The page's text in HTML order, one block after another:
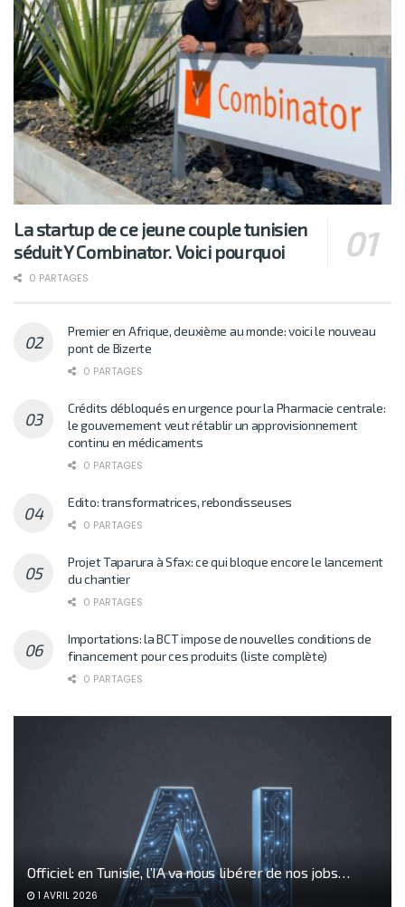
La startup de ce jeune couple tunisien
séduit Y Combinator. Voici pourquoi
0 PARTAGES
Premier en Afrique, deuxième au monde: voici le nouveau
pont de Bizerte
0 PARTAGES
Crédits débloqués en urgence pour la Pharmacie centrale:
le gouvernement veut rétablir un approvisionnement
continu en médicaments
0 PARTAGES
Edito: transformatrices, rebondisseuses
0 PARTAGES
Projet Taparura à Sfax: ce qui bloque encore le lancement
du chantier
0 PARTAGES
Importations: la BCT impose de nouvelles conditions de
financement pour ces produits (liste complète)
0 PARTAGES
Officiel: en Tunisie, l’IA va nous libérer de nos jobs…
1 AVRIL 2026